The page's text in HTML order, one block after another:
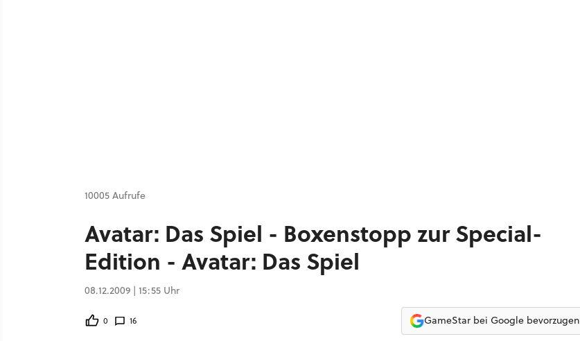
10005 Aufrufe
Avatar: Das Spiel - Boxenstopp zur Special-
Edition - Avatar: Das Spiel
08.12.2009 | 15:55 Uhr
0 16 GameStar bei Google bevorzugen